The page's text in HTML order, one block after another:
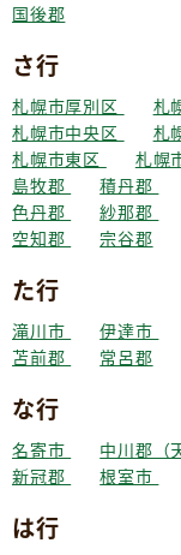
国後郡
さ行
札幌市厚別区 札
札幌市中央区
札
札幌市東区
札幌
島牧郡
積丹郡
色丹郡
紗那郡
空知郡
宗谷郡
た行
滝川市 伊達市
苫前郡
常呂郡
な行
名寄市 中川郡（
新冠郡
根室市
は行